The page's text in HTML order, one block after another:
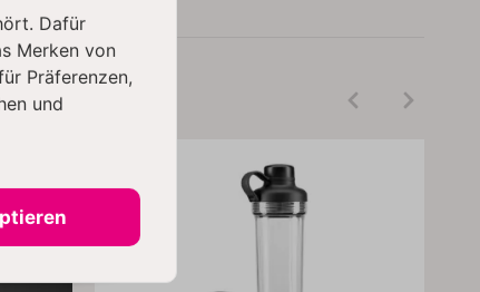
Dafür
Merken von
Präferenzen,
und